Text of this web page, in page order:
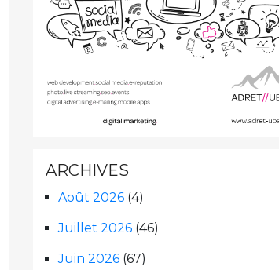
ARCHIVES
Août 2026 (4)
Juillet 2026 (46)
Juin 2026 (67)